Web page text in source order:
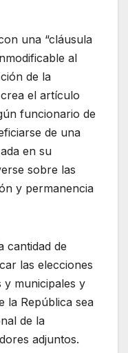
una “cláusula
al
de la
el artículo
funcionario de
de una
en su
sobre las
y permanencia
cantidad de
las elecciones
y municipales y
la República sea
de la
adjuntos.